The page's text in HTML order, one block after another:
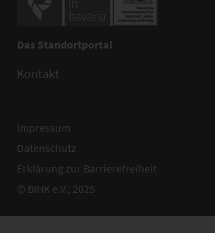
Das Standortportal
Kontakt
Impressum
Datenschutz
Erklärung zur Barrierefreiheit
© BIHK e.V., 2025